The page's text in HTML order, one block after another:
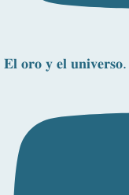
𝐄𝐥 𝐨𝐫𝐨 𝐲 𝐞𝐥